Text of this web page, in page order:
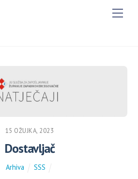
M
e
15 OŽUJKA, 2023
Dostavljač
Arhiva SSS